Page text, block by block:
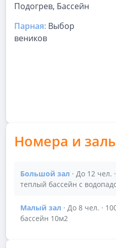
Подогрев, Бассейн
Парная: Выбор
веников
Номера и
Большой зал · До 12 чел.
теплый бассейн с
Показать подробности
Малый зал · До 8 чел. ·
бассейн 10м2
Показать подробности